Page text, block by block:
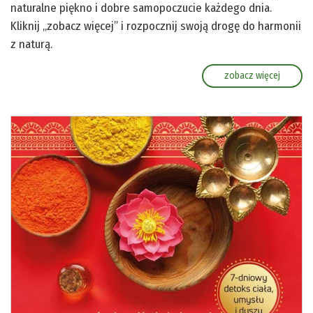
naturalne piękno i dobre samopoczucie każdego dnia.
Kliknij „zobacz więcej” i rozpocznij swoją drogę do harmonii
z naturą.
zobacz więcej